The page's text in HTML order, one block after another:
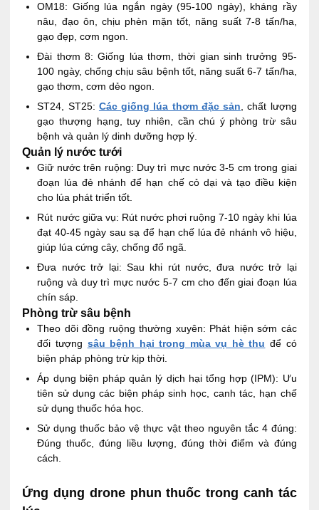
OM18: Giống lúa ngắn ngày (95-100 ngày), kháng rầy
nâu, đạo ôn, chịu phèn mặn tốt, năng suất 7-8 tấn/ha,
gạo đẹp, cơm ngon.
Đài thơm 8: Giống lúa thơm, thời gian sinh trưởng 95-
100 ngày, chống chịu sâu bệnh tốt, năng suất 6-7 tấn/ha,
gạo thơm, cơm dẻo ngon.
ST24, ST25: Các giống lúa thơm đặc sản, chất lượng
gạo thượng hạng, tuy nhiên, cần chú ý phòng trừ sâu
bệnh và quản lý dinh dưỡng hợp lý.
Quản lý nước tưới
Giữ nước trên ruộng: Duy trì mực nước 3-5 cm trong giai
đoạn lúa đẻ nhánh để hạn chế cỏ dại và tạo điều kiện
cho lúa phát triển tốt.
Rút nước giữa vụ: Rút nước phơi ruộng 7-10 ngày khi lúa
đạt 40-45 ngày sau sạ để hạn chế lúa đẻ nhánh vô hiệu,
giúp lúa cứng cây, chống đổ ngã.
Đưa nước trở lại: Sau khi rút nước, đưa nước trở lại
ruộng và duy trì mực nước 5-7 cm cho đến giai đoạn lúa
chín sáp.
Phòng trừ sâu bệnh
Theo dõi đồng ruộng thường xuyên: Phát hiện sớm các
đối tượng sâu bệnh hại trong mùa vụ hè thu để có
biện pháp phòng trừ kịp thời.
Áp dụng biện pháp quản lý dịch hại tổng hợp (IPM): Ưu
tiên sử dụng các biện pháp sinh học, canh tác, hạn chế
sử dụng thuốc hóa học.
Sử dụng thuốc bảo vệ thực vật theo nguyên tắc 4 đúng:
Đúng thuốc, đúng liều lượng, đúng thời điểm và đúng
cách.
Ứng dụng drone phun thuốc trong canh tác